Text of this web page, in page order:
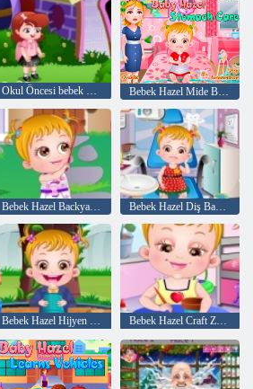
Okul Öncesi bebek Hazel Bebek Hazel Mide Bakımı
Bebek Hazel Backyard Partisi Bebek Hazel Diş Bakımı
Bebek Hazel Hijyen Bakım Bebek Hazel Craft Zaman